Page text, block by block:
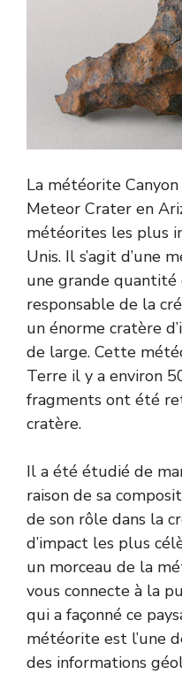
La météorite
Meteor Crater en
météorites les plus
Unis. Il s’agit d’une
une grande
responsable de la
un énorme cratère
de large. Cette
Terre il y a environ
fragments ont été
cratère.
Il a été étudié de
raison de sa
de son rôle dans la
d’impact les plus
un morceau de la
vous connecte à la
qui a façonné ce
météorite est l’une
des informations